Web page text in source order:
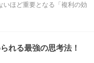
いほど重要となる「複利の効
れる最強の思考法！